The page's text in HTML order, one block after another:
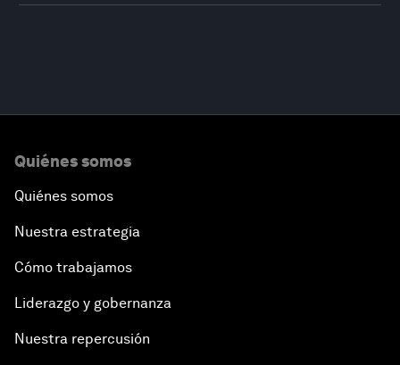
Quiénes somos
Quiénes somos
Nuestra estrategia
Cómo trabajamos
Liderazgo y gobernanza
Nuestra repercusión